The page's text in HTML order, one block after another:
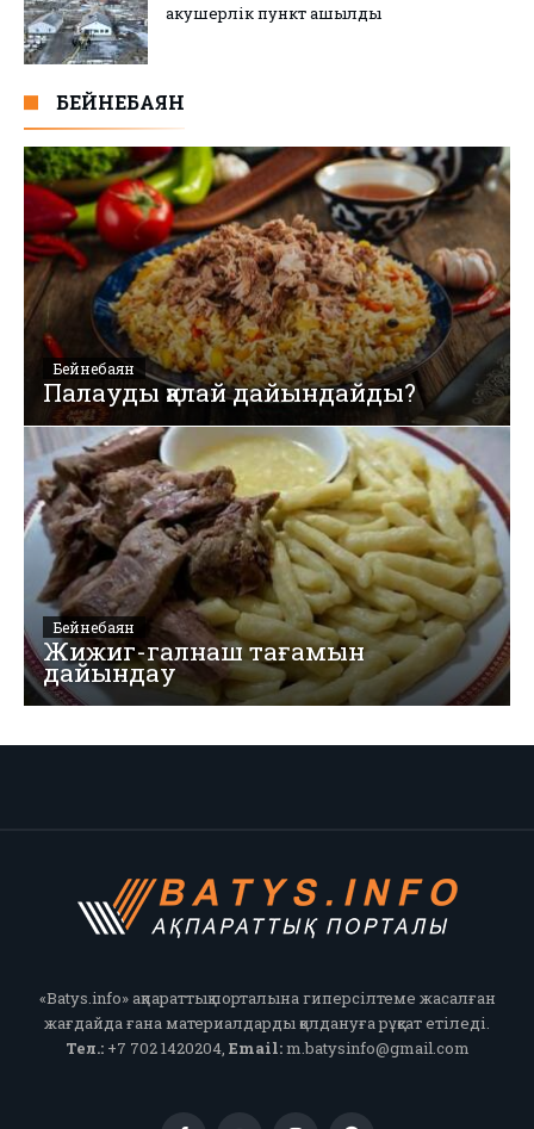
акушерлік пункт ашылды
БЕЙНЕБАЯН
Бейнебаян
Палауды қалай дайындайды?
Бейнебаян
Жижиг-галнаш тағамын
дайындау
«Batys.info» ақпараттық порталына гиперсілтеме жасалған
жағдайда ғана материалдарды қолдануға рұқсат етіледі.
Тел.:+7 702 1420204, Email:m.batysinfo@gmail.com